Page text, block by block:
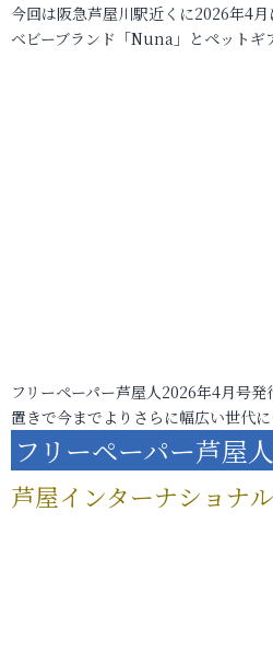
今回は阪急芦屋川駅近くに2026年4
ベビーブランド「Nuna」とペット
フリーペーパー芦屋人2026年4月号
置きで今までよりさらに幅広い世代
フリーペーパー芦屋
芦屋インターナショナ